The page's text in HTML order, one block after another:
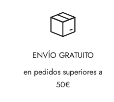
ENVÍO GRATUITO
en pedidos superiores a
50€